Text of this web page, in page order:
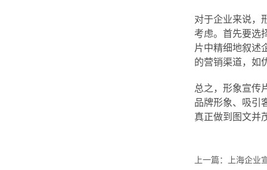
对于企业来说，
考虑。首先要选
片中精细地叙述
的营销渠道，如
总之，形象宣传
品牌形象、吸引
真正做到图文并
上一篇：
上海企业